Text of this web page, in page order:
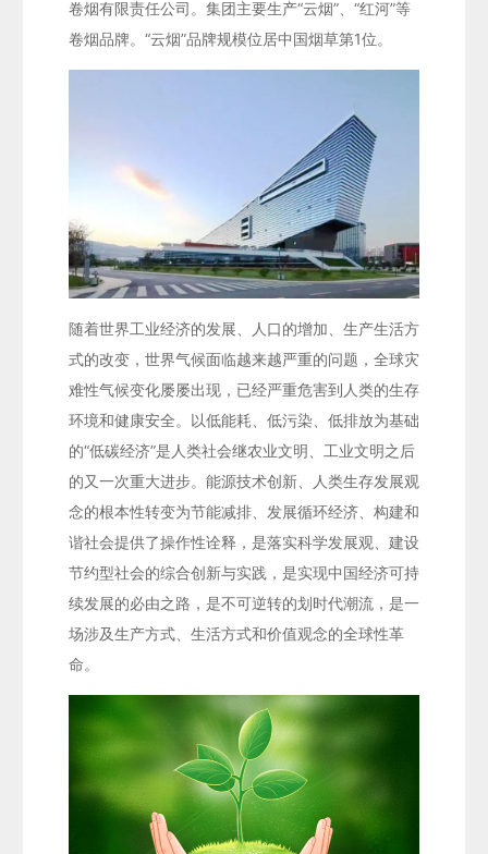
卷烟有限责任公司。集团主要生产“云烟”、“红河”等
卷烟品牌。“云烟”品牌规模位居中国烟草第1位。
随着世界工业经济的发展、人口的增加、生产生活方
式的改变，世界气候面临越来越严重的问题，全球灾
难性气候变化屡屡出现，已经严重危害到人类的生存
环境和健康安全。以低能耗、低污染、低排放为基础
的“低碳经济”是人类社会继农业文明、工业文明之后
的又一次重大进步。能源技术创新、人类生存发展观
念的根本性转变为节能减排、发展循环经济、构建和
谐社会提供了操作性诠释，是落实科学发展观、建设
节约型社会的综合创新与实践，是实现中国经济可持
续发展的必由之路，是不可逆转的划时代潮流，是一
场涉及生产方式、生活方式和价值观念的全球性革
命。